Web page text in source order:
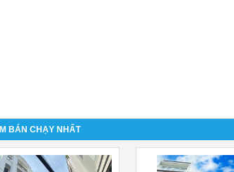
BÁN CHẠY NHẤT